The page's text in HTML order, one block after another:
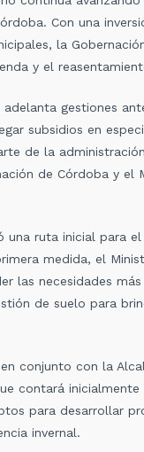
Con una
la
y el
gestiones
subsidios en
de la
de Córdoba y
una ruta inicial para
medida, el
las necesidades
de suelo para
conjunto con la
contará
para desarrollar
invernal.